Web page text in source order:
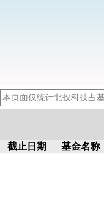
本页面仅统计北投科技占
截止日期 基金名称